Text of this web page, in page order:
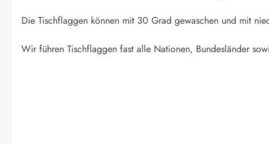
Die Tischflaggen können mit 30 Grad gewaschen und mit
Wir führen Tischflaggen fast alle Nationen, Bundesländer